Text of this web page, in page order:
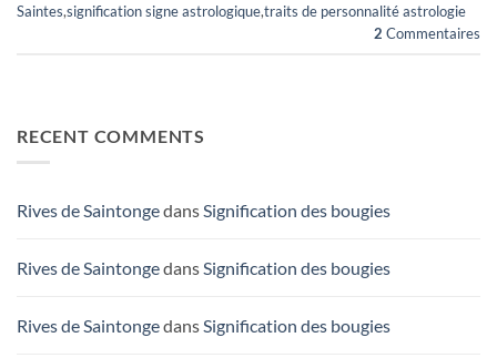
Saintes,signification signe astrologique,traits de personnalité astrologie
2 Commentaires
RECENT COMMENTS
Rives de SaintongedansSignification des bougies
Rives de SaintongedansSignification des bougies
Rives de SaintongedansSignification des bougies